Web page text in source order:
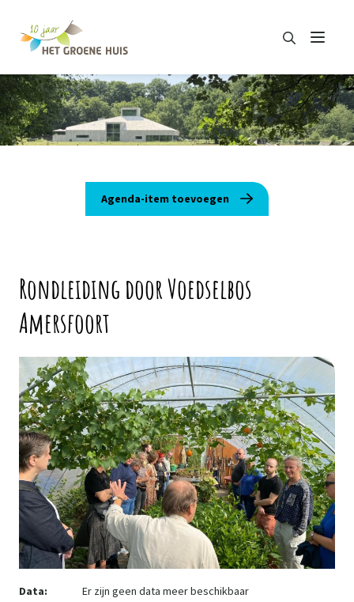
Menu
Zoeken
Agenda-item toevoegen
Rondleiding door Voedselbos
Amersfoort
Data:
Er zijn geen data meer beschikbaar